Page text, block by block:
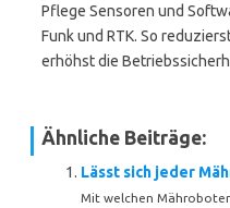
Pflege Sensoren und
Funk und RTK. So
erhöhst die
Ähnliche Beiträge:
Lässt sich jeder
Mit welchen